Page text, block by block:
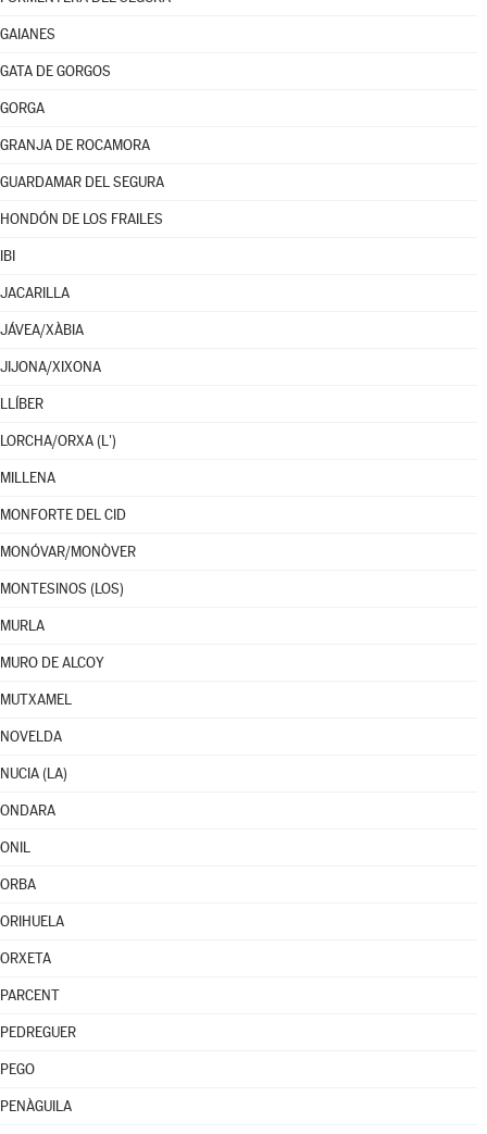
GAIANES
GATA DE GORGOS
GORGA
GRANJA DE ROCAMORA
GUARDAMAR DEL SEGURA
HONDÓN DE LOS FRAILES
IBI
JACARILLA
JÁVEA/XÀBIA
JIJONA/XIXONA
LLÍBER
LORCHA/ORXA (L')
MILLENA
MONFORTE DEL CID
MONÓVAR/MONÒVER
MONTESINOS (LOS)
MURLA
MURO DE ALCOY
MUTXAMEL
NOVELDA
NUCIA (LA)
ONDARA
ONIL
ORBA
ORIHUELA
ORXETA
PARCENT
PEDREGUER
PEGO
PENÀGUILA